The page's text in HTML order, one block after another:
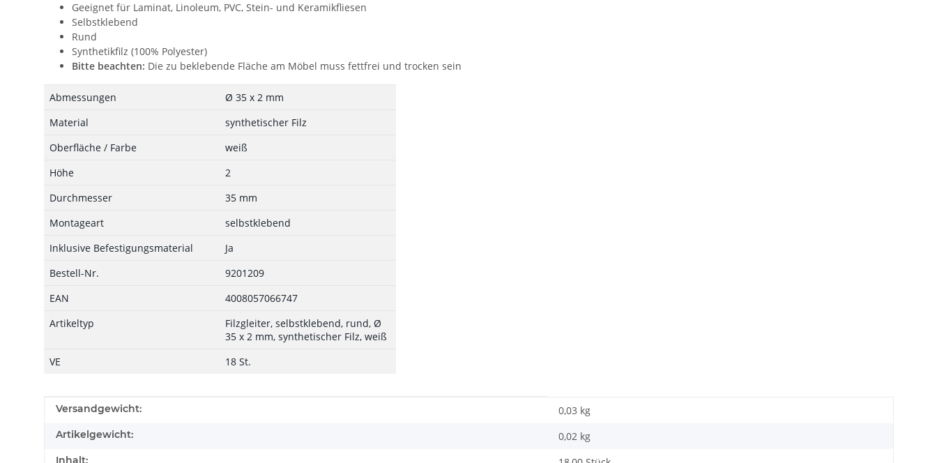
Geeignet für Laminat, Linoleum, PVC, Stein- und Keramikfliesen
Selbstklebend
Rund
Synthetikfilz (100% Polyester)
Bitte beachten: Die zu beklebende Fläche am Möbel muss fettfrei und trocken sein
Abmessungen
Ø 35 x 2 mm
Material
synthetischer Filz
Oberfläche / Farbe
weiß
Höhe
2
Durchmesser
35 mm
Montageart
selbstklebend
Inklusive Befestigungsmaterial
Ja
Bestell-Nr.
9201209
EAN
4008057066747
Artikeltyp
Filzgleiter, selbstklebend, rund, Ø
35 x 2 mm, synthetischer Filz, weiß
VE
18 St.
Produkteigenschaft
Wert
Versandgewicht: 0,03 kg
Artikelgewicht: 0,02 kg